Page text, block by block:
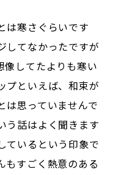
は寒さぐらいです
してなかったですが
像してたよりも寒い
プといえば、和束が
は思っていませんで
う話はよく聞きます
ているという印象で
もすごく熱意のある